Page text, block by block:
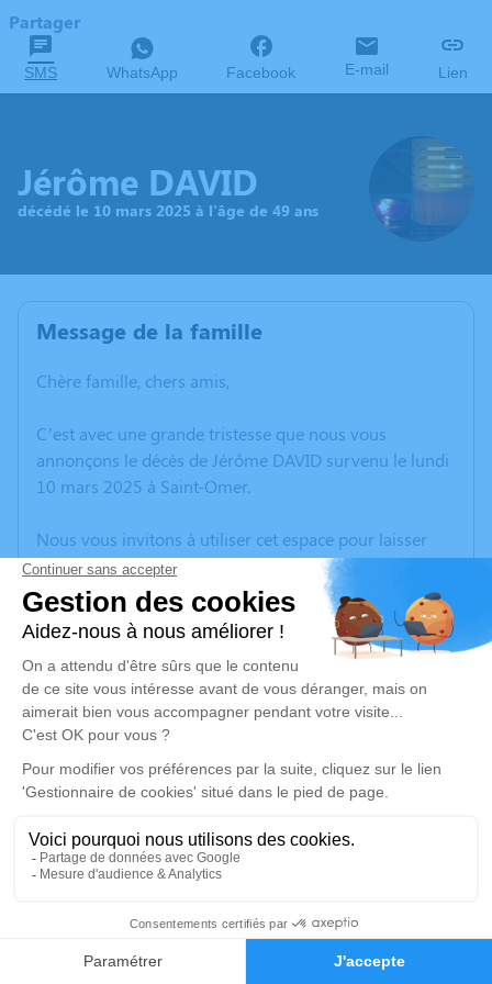
Faire-part Hommages
Partager
SMS WhatsApp Facebook E-mail Lien
Jérôme DAVID
décédé le 10 mars 2025 à l'âge de 49 ans
Message de la famille
Chère famille, chers amis,
C’est avec une grande tristesse que nous vous
annonçons le décès de Jérôme DAVID survenu le lundi
10 mars 2025 à Saint-Omer.
Nous vous invitons à utiliser cet espace pour laisser
vos condoléances, partager des photos souvenirs, une
anecdote ou exprimer vos pensées à travers des
poèmes ou des textes. Cet endroit est un lieu
d'expression dédié à honorer la mémoire de Jérôme
DAVID.
Un service de plantation d’arbre hommage est
disponible ici.
Je rends hommage
Crémation
Crématorium de Rety
Rue Victor Hugo Rety